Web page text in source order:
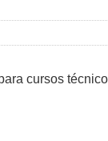
cursos